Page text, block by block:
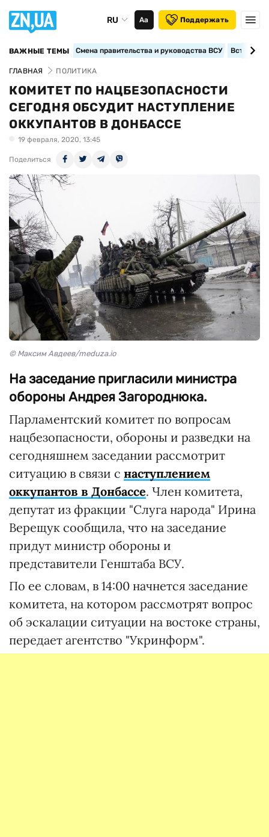
RU Аа Поддержать
ВАЖНЫЕ ТЕМЫ Смена правительства и руководства ВСУ
ГЛАВНАЯ ПОЛИТИКА
КОМИТЕТ ПО НАЦБЕЗОПАСНОСТИ
СЕГОДНЯ ОБСУДИТ НАСТУПЛЕНИЕ
ОККУПАНТОВ В ДОНБАССЕ
19 февраля, 2020, 13:45
Поделиться
© Максим Авдеев/meduza.io
На заседание пригласили министра
обороны Андрея Загороднюка.
Парламентский комитет по вопросам
нацбезопасности, обороны и разведки на
сегодняшнем заседании рассмотрит
ситуацию в связи с наступлением
оккупантов в Донбассе. Член комитета,
депутат из фракции "Слуга народа" Ирина
Верещук сообщила, что на заседание
придут министр обороны и
представители Генштаба ВСУ.
По ее словам, в 14:00 начнется заседание
комитета, на котором рассмотрят вопрос
об эскалации ситуации на востоке страны,
передает агентство "Укринформ".